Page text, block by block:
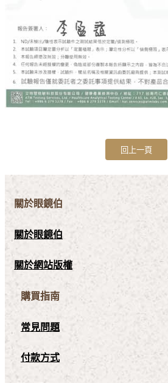
關於眼鏡伯
關於眼鏡伯
關於網站版權
購買指南
常見問題
付款方式